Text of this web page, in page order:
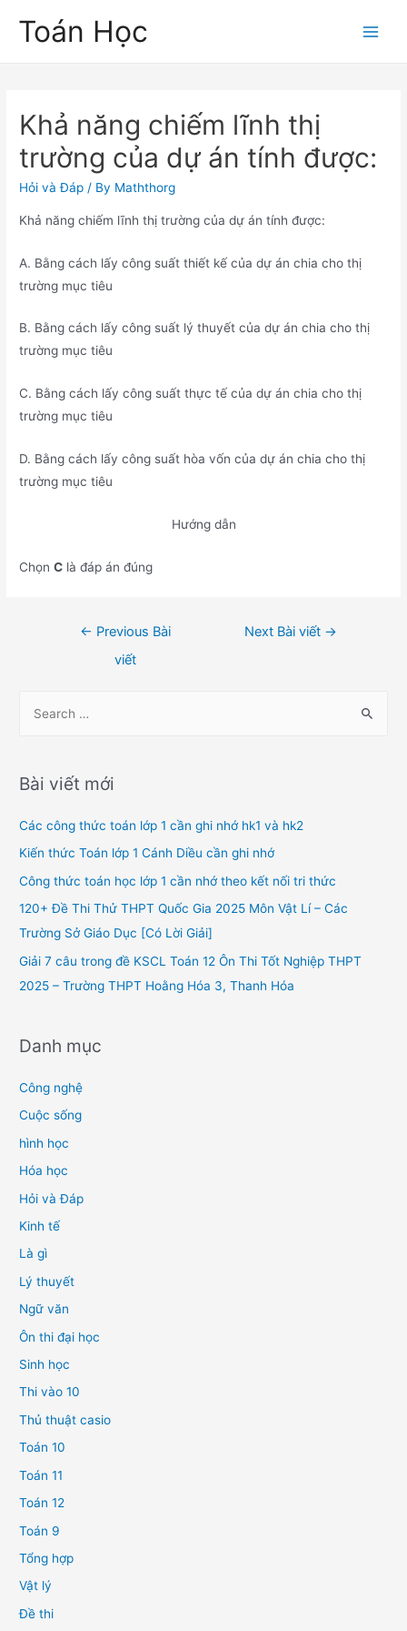
Toán Học
Khả năng chiếm lĩnh thị
trường của dự án tính được:
Hỏi và Đáp / By Maththorg
Khả năng chiếm lĩnh thị trường của dự án tính được:
A. Bằng cách lấy công suất thiết kế của dự án chia cho thị
trường mục tiêu
B. Bằng cách lấy công suất lý thuyết của dự án chia cho thị
trường mục tiêu
C. Bằng cách lấy công suất thực tế của dự án chia cho thị
trường mục tiêu
D. Bằng cách lấy công suất hòa vốn của dự án chia cho thị
trường mục tiêu
Hướng dẫn
ChọnC là đáp án đúng
← Previous Bài
viết
Next Bài viết →
r
h
f
o
Bài viết mới
Các công thức toán lớp 1 cần ghi nhớ hk1 và hk2
Kiến thức Toán lớp 1 Cánh Diều cần ghi nhớ
Công thức toán học lớp 1 cần nhớ theo kết nối tri thức
120+ Đề Thi Thử THPT Quốc Gia 2025 Môn Vật Lí – Các
Trường Sở Giáo Dục [Có Lời Giải]
Giải 7 câu trong đề KSCL Toán 12 Ôn Thi Tốt Nghiệp THPT
2025 – Trường THPT Hoằng Hóa 3, Thanh Hóa
Danh mục
Công nghệ
Cuộc sống
hình học
Hóa học
Hỏi và Đáp
Kinh tế
Là gì
Lý thuyết
Ngữ văn
Ôn thi đại học
Sinh học
Thi vào 10
Thủ thuật casio
Toán 10
Toán 11
Toán 12
Toán 9
Tổng hợp
Vật lý
Đề thi